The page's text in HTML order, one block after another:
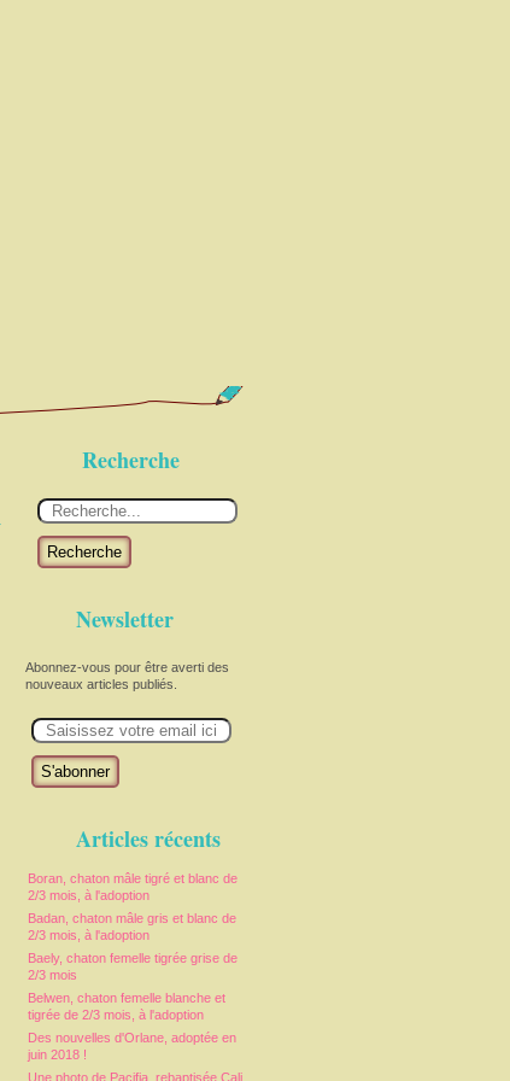
Recherche
Recherche
Newsletter
Abonnez-vous pour être averti des
nouveaux articles publiés.
m
Articles récents
Boran, chaton mâle tigré et blanc de
2/3 mois, à l'adoption
Badan, chaton mâle gris et blanc de
2/3 mois, à l'adoption
Baely, chaton femelle tigrée grise de
2/3 mois
Belwen, chaton femelle blanche et
tigrée de 2/3 mois, à l'adoption
Des nouvelles d'Orlane, adoptée en
juin 2018 !
Une photo de Pacifia, rebaptisée Cali,